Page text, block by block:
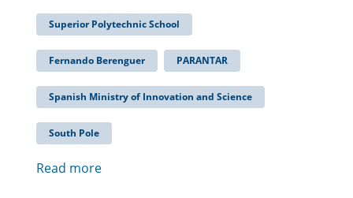
Superior Polytechnic School
Fernando Berenguer PARANTAR
Spanish Ministry of Innovation and Science
South Pole
Read more